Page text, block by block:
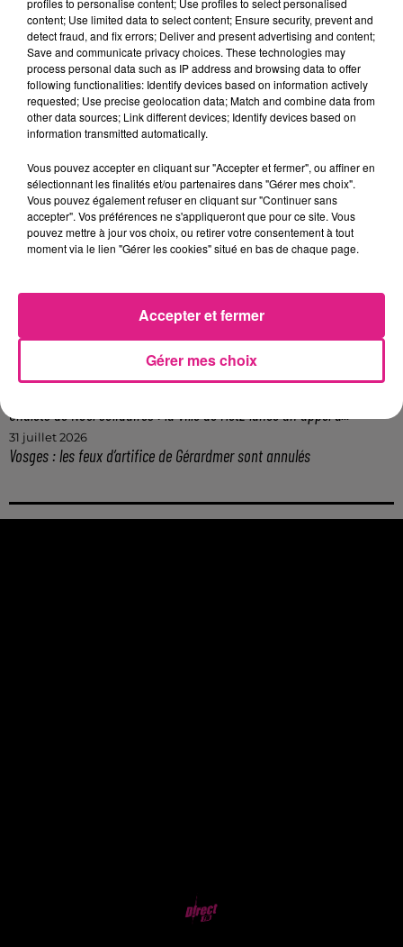
accueillera leRC Lensau Stade Saint-
Symphorien, à l’occasion de la 28ème
journée de Ligue 1 Uber Eats.
FIL ACTUS
Lorraine : une journée pas comme les autres au Parc animalier de...
6 août 2026
Metz : une distribution de lunette gratuite pour voir l’éclipse
5 août 2026
Casting de Woof : l'Euro-Métropole de Metz part à la recherche de...
Officiel : Gauthier Hein quitte le FC Metz pour l'OGC Nice
Officiel : le lac de Madine reporte son feu d’artifice
Eclipse Solaire du 12 août : où voir ce phénomène en Lorraine ?
Chalets de Noël solidaires : la ville de Metz lance un appel à...
31 juillet 2026
Vosges : les feux d’artifice de Gérardmer sont annulés
content; Use limited data to select content; Ensure security, prevent and
detect fraud, and fix errors; Deliver and present advertising and content;
Save and communicate privacy choices. These technologies may
process personal data such as IP address and browsing data to offer
following functionalities: Identify devices based on information actively
requested; Use precise geolocation data; Match and combine data from
other data sources; Link different devices; Identify devices based on
information transmitted automatically.
Vous pouvez accepter en cliquant sur "Accepter et fermer", ou affiner en
sélectionnant les finalités et/ou partenaires dans "Gérer mes choix".
Vous pouvez également refuser en cliquant sur "Continuer sans
accepter". Vos préférences ne s'appliqueront que pour ce site. Vous
pouvez mettre à jour vos choix, ou retirer votre consentement à tout
moment via le lien "Gérer les cookies" situé en bas de chaque page.
Gérer mes choix
Accepter et fermer